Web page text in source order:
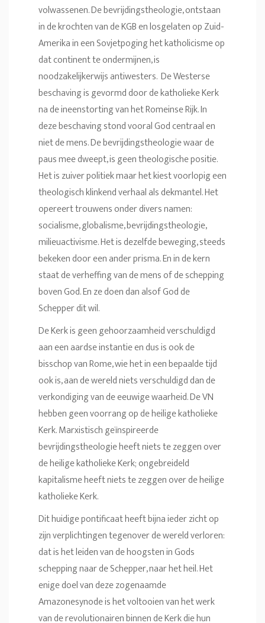
volwassenen. De bevrijdingstheologie, ontstaan
in de krochten van de KGB en losgelaten op Zuid-
Amerika in een Sovjetpoging het katholicisme op
dat continent te ondermijnen, is
noodzakelijkerwijs antiwesters. De Westerse
beschaving is gevormd door de katholieke Kerk
na de ineenstorting van het Romeinse Rijk. In
deze beschaving stond vooral God centraal en
niet de mens. De bevrijdingstheologie waar de
paus mee dweept, is geen theologische positie.
Het is zuiver politiek maar het kiest voorlopig een
theologisch klinkend verhaal als dekmantel. Het
opereert trouwens onder divers namen:
socialisme, globalisme, bevrijdingstheologie,
milieuactivisme. Het is dezelfde beweging, steeds
bekeken door een ander prisma. En in de kern
staat de verheffing van de mens of de schepping
boven God. En ze doen dan alsof God de
Schepper dit wil.
De Kerk is geen gehoorzaamheid verschuldigd
aan een aardse instantie en dus is ook de
bisschop van Rome, wie het in een bepaalde tijd
ook is, aan de wereld niets verschuldigd dan de
verkondiging van de eeuwige waarheid. De VN
hebben geen voorrang op de heilige katholieke
Kerk. Marxistisch geïnspireerde
bevrijdingstheologie heeft niets te zeggen over
de heilige katholieke Kerk; ongebreideld
kapitalisme heeft niets te zeggen over de heilige
katholieke Kerk.
Dit huidige pontificaat heeft bijna ieder zicht op
zijn verplichtingen tegenover de wereld verloren:
dat is het leiden van de hoogsten in Gods
schepping naar de Schepper, naar het heil. Het
enige doel van deze zogenaamde
Amazonesynode is het voltooien van het werk
van de revolutionairen binnen de Kerk die hun